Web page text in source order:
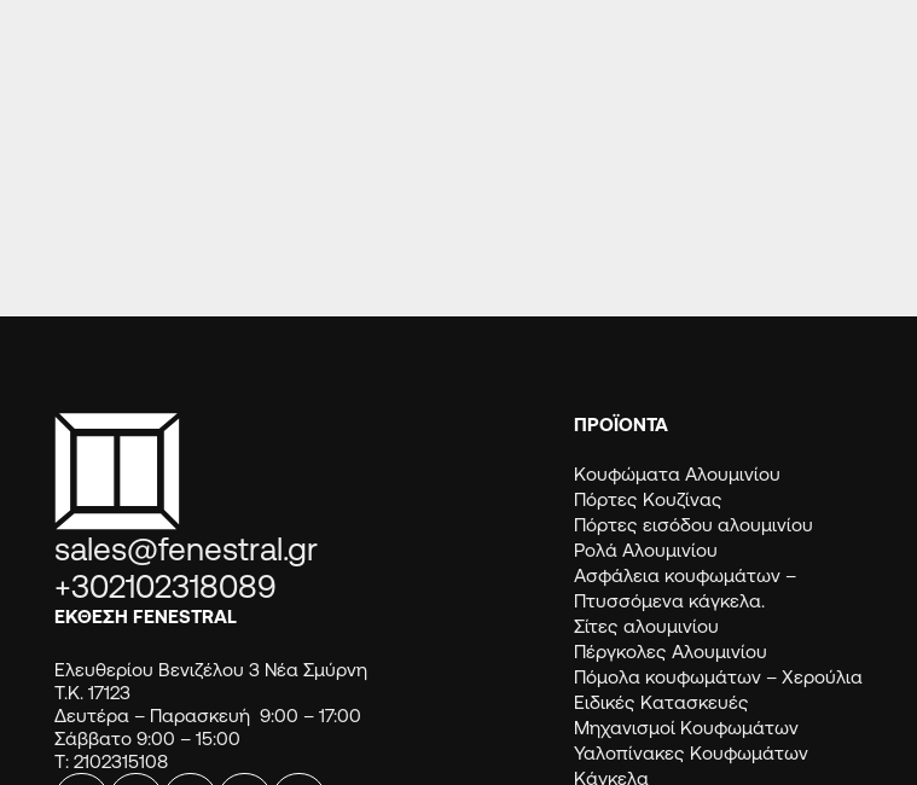
sales@fenestral.gr
+302102318089
ΕΚΘΕΣΗ FENESTRAL
Ελευθερίου Βενιζέλου 3 Νέα Σμύρνη
Τ.Κ. 17123
Δευτέρα – Παρασκευή 9:00 – 17:00
Σάββατο 9:00 – 15:00
Τ: 2102315108
ΠΡΟΪΟΝΤΑ
Κουφώματα Αλουμινίου
Πόρτες Κουζίνας
Πόρτες εισόδου αλουμινίου
Ρολά Αλουμινίου
Ασφάλεια κουφωμάτων –
Πτυσσόμενα κάγκελα.
Σίτες αλουμινίου
Πέργκολες Αλουμινίου
Πόμολα κουφωμάτων – Χερούλια
Ειδικές Κατασκευές
Μηχανισμοί Κουφωμάτων
Υαλοπίνακες Κουφωμάτων
Κάγκελα